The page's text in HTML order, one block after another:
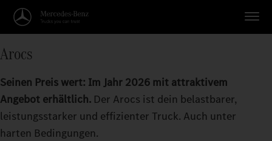
Arocs
Seinen Preis wert: Im Jahr 2026 mit attraktivem
Angebot erhältlich. Der Arocs ist dein belastbarer,
leistungsstarker und effizienter Truck. Auch unter
harten Bedingungen.